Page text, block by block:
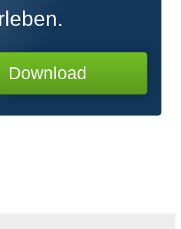
Download